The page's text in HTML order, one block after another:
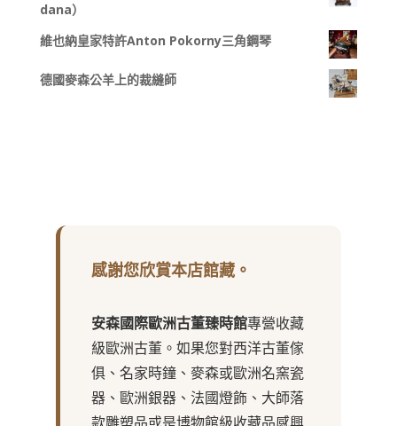
dana）
維也納皇家特許Anton Pokorny三角鋼琴
德國麥森公羊上的裁縫師
感謝您欣賞本店館藏。
安森國際歐洲古董臻時館專營收藏
級歐洲古董。如果您對西洋古董傢
俱、名家時鐘、麥森或歐洲名窯瓷
器、歐洲銀器、法國燈飾、大師落